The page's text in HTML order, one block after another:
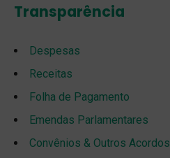
Transparência
Despesas
Receitas
Folha de Pagamento
Emendas Parlamentares
Convênios & Outros Acordos